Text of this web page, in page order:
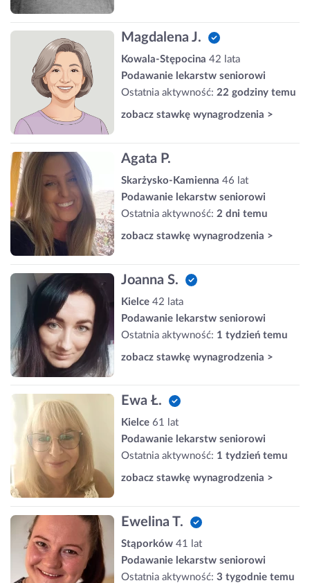
Magdalena J.
Kowala-Stępocina 42 lata
Podawanie lekarstw seniorowi
Ostatnia aktywność: 22 godziny temu
zobacz stawkę wynagrodzenia >
Agata P.
Skarżysko-Kamienna 46 lat
Podawanie lekarstw seniorowi
Ostatnia aktywność: 2 dni temu
zobacz stawkę wynagrodzenia >
Joanna S.
Kielce 42 lata
Podawanie lekarstw seniorowi
Ostatnia aktywność: 1 tydzień temu
zobacz stawkę wynagrodzenia >
Ewa Ł.
Kielce 61 lat
Podawanie lekarstw seniorowi
Ostatnia aktywność: 1 tydzień temu
zobacz stawkę wynagrodzenia >
Ewelina T.
Stąporków 41 lat
Podawanie lekarstw seniorowi
Ostatnia aktywność: 3 tygodnie temu